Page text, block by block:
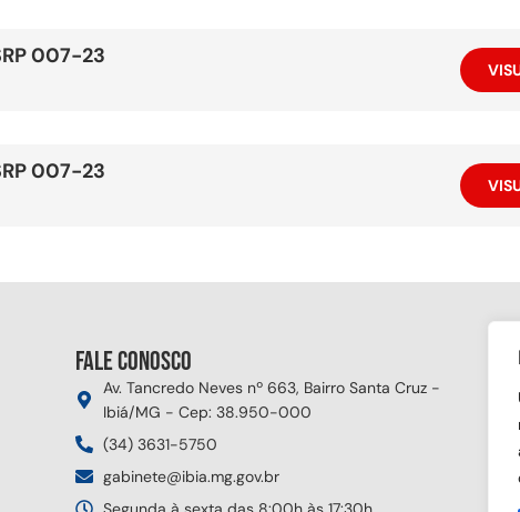
007-23
007-23
Fale conosco
Av. Tancredo Neves nº 663, Bairro Santa Cruz -
Ibiá/MG - Cep: 38.950-000
(34) 3631-5750
gabinete@ibia.mg.gov.br